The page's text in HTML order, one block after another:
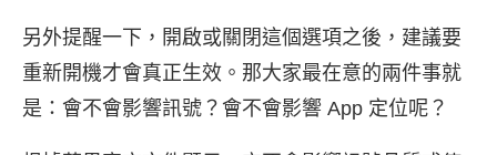
另外提醒一下，開啟或關閉這個選項之後，建議要
重新開機才會真正生效。那大家最在意的兩件事就
是：會不會影響訊號？會不會影響 App 定位呢？